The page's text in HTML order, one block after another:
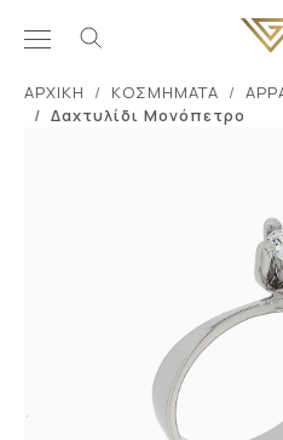
ΑΡΧΙΚΗ ΚΟΣΜΗΜΑΤΑ
Δαχτυλίδι Μονόπετρο